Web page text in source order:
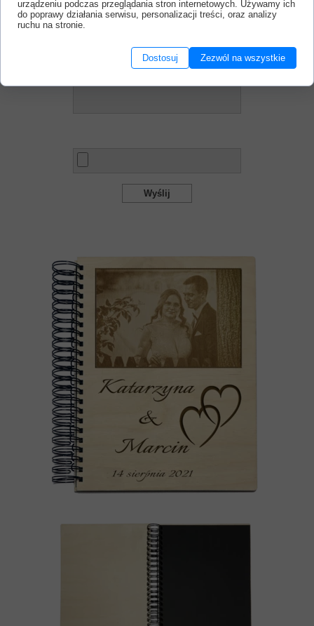
Obszar tekstowy
Wyślij
urządzeniu podczas przeglądania stron internetowych. Używamy ich
do poprawy działania serwisu, personalizacji treści, oraz analizy
ruchu na stronie.
Dostosuj Zezwól na wszystkie